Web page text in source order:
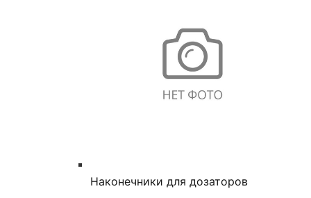
Наконечники для дозаторов